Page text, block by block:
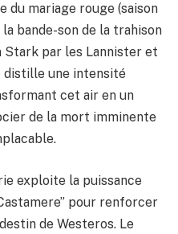
du mariage rouge (saison
bande-son de la trahison
Stark par les Lannister et
distille une intensité
cet air en un
de la mort imminente
exploite la puissance
pour renforcer
de Westeros. Le